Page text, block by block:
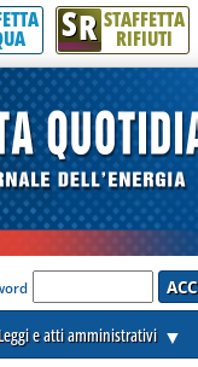
SR STAFFETTA
RIFIUTI
Leggi e atti amministrativi ▼